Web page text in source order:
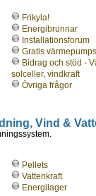
Frikyla!
Energibrunnar
Installationsforum
Gratis
Bidrag och stöd -
solceller, vindkraft
Övriga frågor
Vind &
Pellets
Vattenkraft
Energilager